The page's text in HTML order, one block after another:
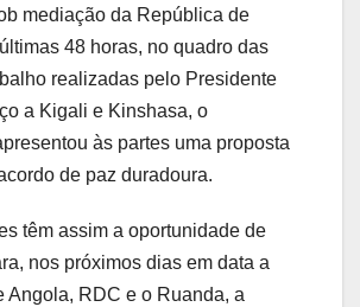
mediação da República de
48 horas, no quadro das
realizadas pelo Presidente
a Kigali e Kinshasa, o
às partes uma proposta
de paz duradoura.
têm assim a oportunidade de
nos próximos dias em data a
Angola, RDC e o Ruanda, a